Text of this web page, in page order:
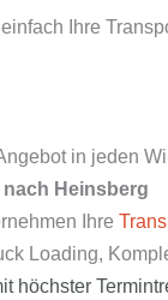
Ihre
in jeden
Heinsberg
Ihre
Loading,
höchster